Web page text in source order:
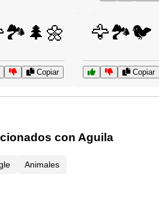
Copiar
🦅🏞️🐦
Copiar
con Aguila
Animales